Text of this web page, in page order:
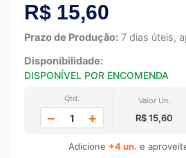
R$ 15,60
Prazo de Produção: 7 dias úteis,
Disponibilidade:
DISPONÍVEL POR ENCOMENDA
Qtd.
− +
Valor Un.
R$ 15,60
Adicione +4 un. e